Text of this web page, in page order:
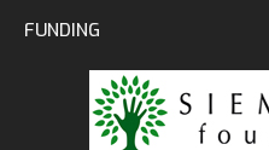
FUNDING